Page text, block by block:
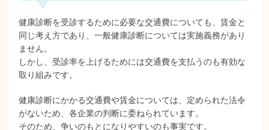
健康診断を受診するために必要な交通費についても、賃金と
同じ考え方であり、一般健康診断については実施義務があり
ません。
しかし、受診率を上げるためには交通費を支払うのも有効な
取り組みです。
健康診断にかかる交通費や賃金については、定められた法令
がないため、各企業の判断に委ねられています。
そのため、争いのもとになりやすいのも事実です。